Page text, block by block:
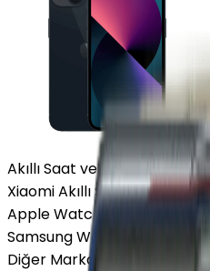
Akıllı Saat ve Bileklik
Xiaomi Akıllı Saat
Apple Watch
Samsung Watch
Diğer Markalar